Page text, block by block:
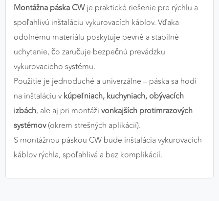
Montážna páska CWje praktické riešenie pre rýchlu a
spoľahlivú inštaláciu vykurovacích káblov. Vďaka
odolnému materiálu poskytuje pevné a stabilné
uchytenie, čo zaručuje bezpečnú prevádzku
vykurovacieho systému.
Použitie je jednoduché a univerzálne – páska sa hodí
na inštaláciu v kúpeľniach, kuchyniach, obývacích
izbách, ale aj pri montáži vonkajších protimrazových
systémov(okrem strešných aplikácií).
S montážnou páskou CW bude inštalácia vykurovacích
káblov rýchla, spoľahlivá a bez komplikácií.
výkon a funkčnosť našich stránok.
Google Analytics
Poskytovateľ: Google
MARKETINGOVÉ COOKIES
Marketingové cookies sa používajú na sledovanie
správania používateľov naprieč webovými
stránkami. Umožňujú nám a našim partnerom
zobrazovať cielenú a relevantnú reklamu, a to na
našom webe aj v reklamných sieťach tretích strán.
Google Ads